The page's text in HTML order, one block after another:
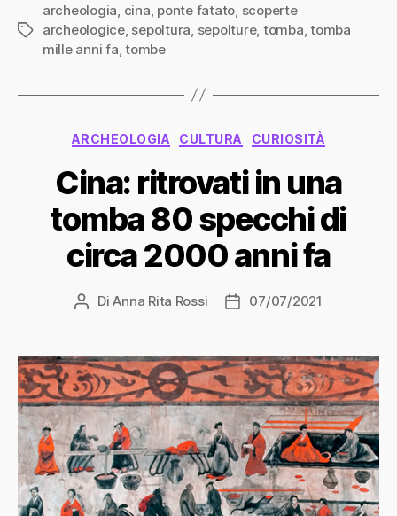
Tag
archeologia cina ponte fatato scoperte
archeologice, sepoltura sepolture, tomba ,tomba
mille anni fa ,tombe
Categorie
ARCHEOLOGIA CULTURA CURIOSITÀ
Cina: ritrovati in una
tomba 80 specchi di
circa 2000 anni fa
Autore
DiAnna Rita Rossi
Data07/07/2021